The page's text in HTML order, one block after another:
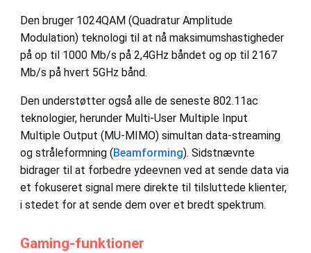
Den bruger 1024QAM (Quadratur Amplitude
Modulation) teknologi til at nå maksimumshastigheder
på op til 1000 Mb/s på 2,4GHz båndet og op til 2167
Mb/s på hvert 5GHz bånd.
Den understøtter også alle de seneste 802.11ac
teknologier, herunder Multi-User Multiple Input
Multiple Output (MU-MIMO) simultan data-streaming
og stråleformning (Beamforming). Sidstnævnte
bidrager til at forbedre ydeevnen ved at sende data via
et fokuseret signal mere direkte til tilsluttede klienter,
i stedet for at sende dem over et bredt spektrum.
Gaming-funktioner